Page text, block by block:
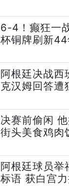
6-4！癫狂一
杯铜牌刷新
阿根廷决战西
克汉姆回答遭
决赛前偷闲
街头美食鸡肉
阿根廷球员举
标语 获白宫力